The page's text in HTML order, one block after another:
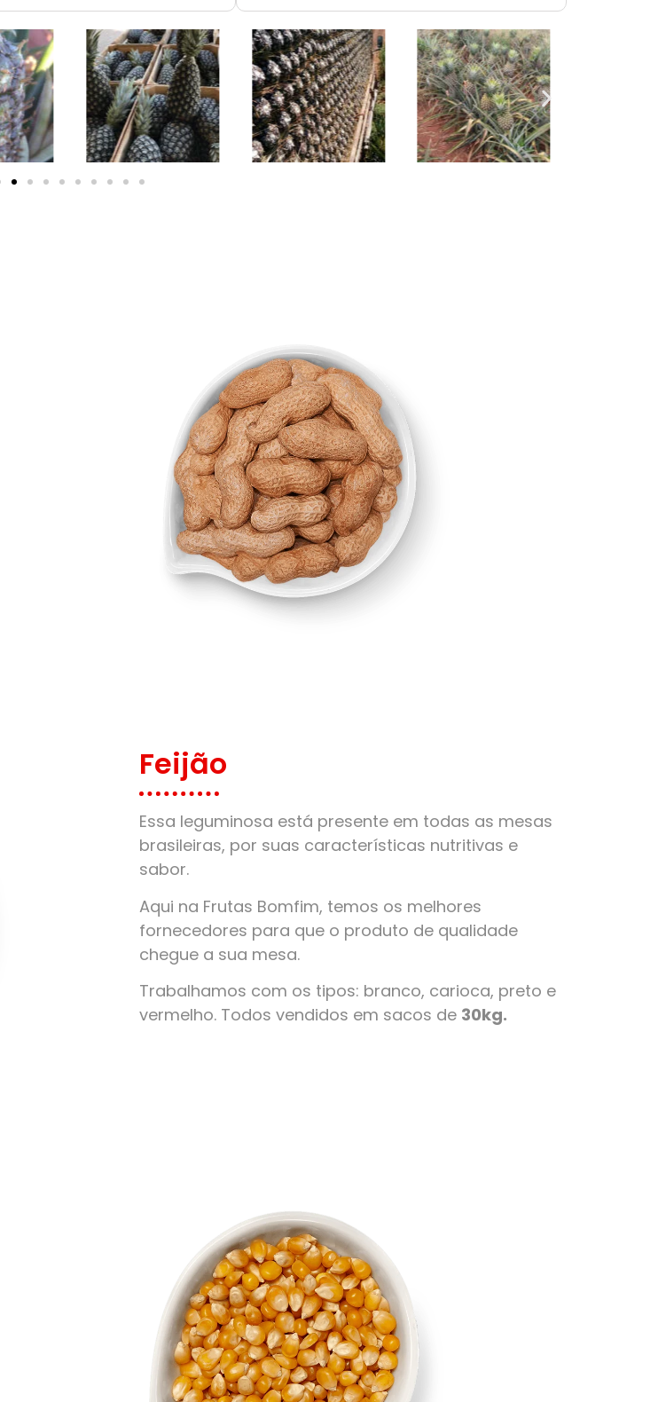
Feijão
Essa leguminosa está presente em todas as mesas
brasileiras, por suas características nutritivas e
sabor.
Aqui na Frutas Bomfim, temos os melhores
fornecedores para que o produto de qualidade
chegue a sua mesa.
Trabalhamos com os tipos: branco, carioca, preto e
vermelho. Todos vendidos em sacos de 30kg.